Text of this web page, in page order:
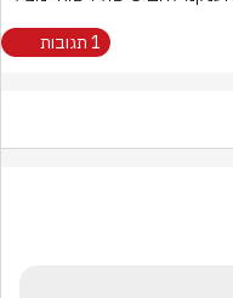
1 תגובות